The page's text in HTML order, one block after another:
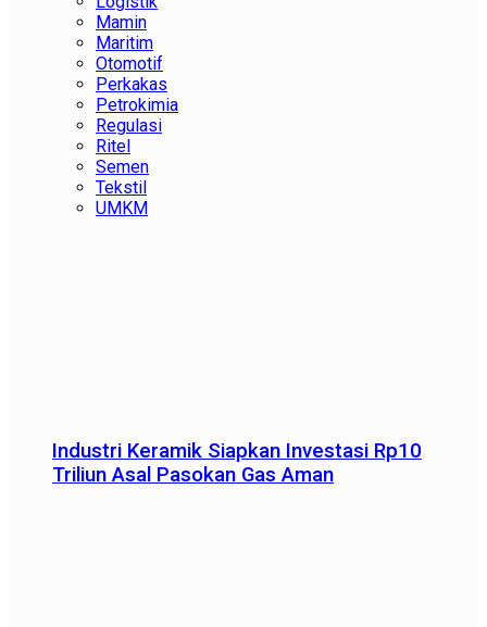
Mamin
Maritim
Otomotif
Perkakas
Petrokimia
Regulasi
Ritel
Semen
Tekstil
UMKM
Industri Keramik Siapkan Investasi Rp10
Triliun Asal Pasokan Gas Aman